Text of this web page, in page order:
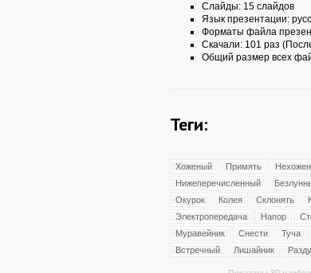
Слайды: 15 слайдов
Язык презентации:
Форматы файла
Скачали: 101 раз
Общий размер всех
Теги:
Хоженый Примять
Нижеперечисленный
Окурок
Колея Склонять
Электропередача
Напор
Муравейник
Снести Туча
Встречный
Лишайник